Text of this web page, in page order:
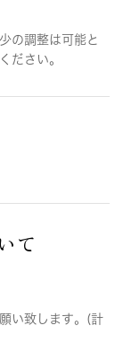
の調整は可能と
ください。
て
い致します。(計